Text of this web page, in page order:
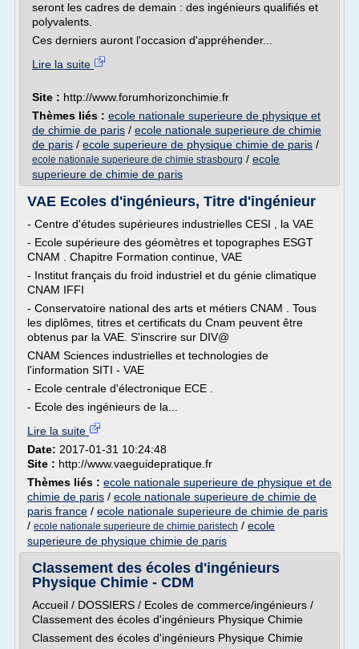
seront les cadres de demain : des ingénieurs qualifiés et
polyvalents.
Ces derniers auront l'occasion d'appréhender...
Lire la suite
Site : http://www.forumhorizonchimie.fr
Thèmes liés : ecole nationale superieure de physique et
de chimie de paris / ecole nationale superieure de chimie
de paris / ecole superieure de physique chimie de paris /
ecole nationale superieure de chimie strasbourg / ecole
superieure de chimie de paris
VAE Ecoles d'ingénieurs, Titre d'ingénieur
- Centre d'études supérieures industrielles CESI , la VAE
- Ecole supérieure des géomètres et topographes ESGT
CNAM . Chapitre Formation continue, VAE
- Institut français du froid industriel et du génie climatique
CNAM IFFI
- Conservatoire national des arts et métiers CNAM . Tous
les diplômes, titres et certificats du Cnam peuvent être
obtenus par la VAE. S'inscrire sur DIV@
CNAM Sciences industrielles et technologies de
l'information SITI - VAE
- Ecole centrale d'électronique ECE .
- Ecole des ingénieurs de la...
Lire la suite
Date: 2017-01-31 10:24:48
Site : http://www.vaeguidepratique.fr
Thèmes liés : ecole nationale superieure de physique et de
chimie de paris / ecole nationale superieure de chimie de
paris france / ecole nationale superieure de chimie de paris
/ ecole nationale superieure de chimie paristech / ecole
superieure de physique chimie de paris
Classement des écoles d'ingénieurs
Physique Chimie - CDM
Accueil / DOSSIERS / Ecoles de commerce/ingénieurs /
Classement des écoles d'ingénieurs Physique Chimie
Classement des écoles d'ingénieurs Physique Chimie